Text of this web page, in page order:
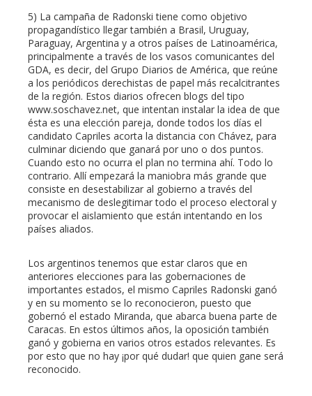
5) La campaña de Radonski tiene como objetivo
propagandístico llegar también a Brasil, Uruguay,
Paraguay, Argentina y a otros países de Latinoamérica,
principalmente a través de los vasos comunicantes del
GDA, es decir, del Grupo Diarios de América, que reúne
a los periódicos derechistas de papel más recalcitrantes
de la región. Estos diarios ofrecen blogs del tipo
www.soschavez.net, que intentan instalar la idea de que
ésta es una elección pareja, donde todos los días el
candidato Capriles acorta la distancia con Chávez, para
culminar diciendo que ganará por uno o dos puntos.
Cuando esto no ocurra el plan no termina ahí. Todo lo
contrario. Allí empezará la maniobra más grande que
consiste en desestabilizar al gobierno a través del
mecanismo de deslegitimar todo el proceso electoral y
provocar el aislamiento que están intentando en los
países aliados.
Los argentinos tenemos que estar claros que en
anteriores elecciones para las gobernaciones de
importantes estados, el mismo Capriles Radonski ganó
y en su momento se lo reconocieron, puesto que
gobernó el estado Miranda, que abarca buena parte de
Caracas. En estos últimos años, la oposición también
ganó y gobierna en varios otros estados relevantes. Es
por esto que no hay ¡por qué dudar! que quien gane será
reconocido.